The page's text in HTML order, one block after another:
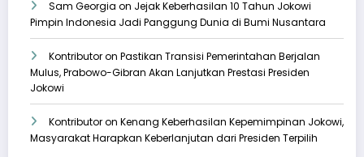
Sam Georgia on Jejak Keberhasilan 10 Tahun Jokowi
Pimpin Indonesia Jadi Panggung Dunia di Bumi Nusantara
Kontributoron Pastikan Transisi Pemerintahan Berjalan
Mulus, Prabowo-Gibran Akan Lanjutkan Prestasi Presiden
Jokowi
Kontributoron Kenang Keberhasilan Kepemimpinan Jokowi,
Masyarakat Harapkan Keberlanjutan dari Presiden Terpilih